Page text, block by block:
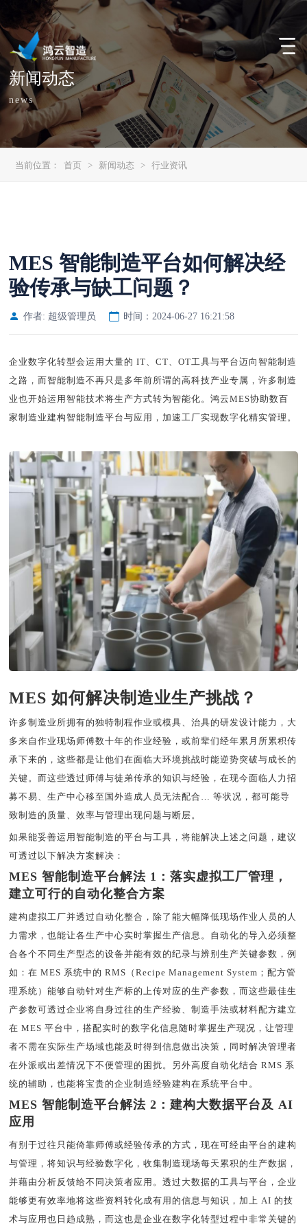
新闻动态
news
当前位置： 首页 > 新闻动态 > 行业资讯
MES 智能制造平台如何解决经
验传承与缺工问题？
作者: 超级管理员 时间：2024-06-27 16:21:58
企业数字化转型会运用大量的 IT、CT、OT工具与平台迈向智能制造
之路，而智能制造不再只是多年前所谓的高科技产业专属，许多制造
业也开始运用智能技术将生产方式转为智能化。鸿云MES协助数百
家制造业建构智能制造平台与应用，加速工厂实现数字化精实管理。
MES 如何解决制造业生产挑战？
许多制造业所拥有的独特制程作业或模具、治具的研发设计能力，大
多来自作业现场师傅数十年的作业经验，或前辈们经年累月所累积传
承下来的，这些都是让他们在面临大环境挑战时能逆势突破与成长的
关键。而这些透过师傅与徒弟传承的知识与经验，在现今面临人力招
募不易、生产中心移至国外造成人员无法配合… 等状况，都可能导
致制造的质量、效率与管理出现问题与断层。
如果能妥善运用智能制造的平台与工具，将能解决上述之问题，建议
可透过以下解决方案解决：
MES智能制造平台解法 1：落实虚拟工厂管理，
建立可行的自动化整合方案
建构虚拟工厂并透过自动化整合，除了能大幅降低现场作业人员的人
力需求，也能让各生产中心实时掌握生产信息。自动化的导入必须整
合各个不同生产型态的设备并能有效的纪录与辨别生产关键参数，例
如：在 MES 系统中的 RMS（Recipe Management System；配方管
理系统）能够自动针对生产标的上传对应的生产参数，而这些最佳生
产参数可透过企业将自身过往的生产经验、制造手法或材料配方建立
在 MES 平台中，搭配实时的数字化信息随时掌握生产现况，让管理
者不需在实际生产场域也能及时得到信息做出决策，同时解决管理者
在外派或出差情况下不便管理的困扰。另外高度自动化结合 RMS 系
统的辅助，也能将宝贵的企业制造经验建构在系统平台中。
MES智能制造平台解法 2：建构大数据平台及 AI
应用
有别于过往只能倚靠师傅或经验传承的方式，现在可经由平台的建构
与管理，将知识与经验数字化，收集制造现场每天累积的生产数据，
并藉由分析反馈给不同决策者应用。透过大数据的工具与平台，企业
能够更有效率地将这些资料转化成有用的信息与知识，加上 AI 的技
术与应用也日趋成熟，而这也是企业在数字化转型过程中非常关键的